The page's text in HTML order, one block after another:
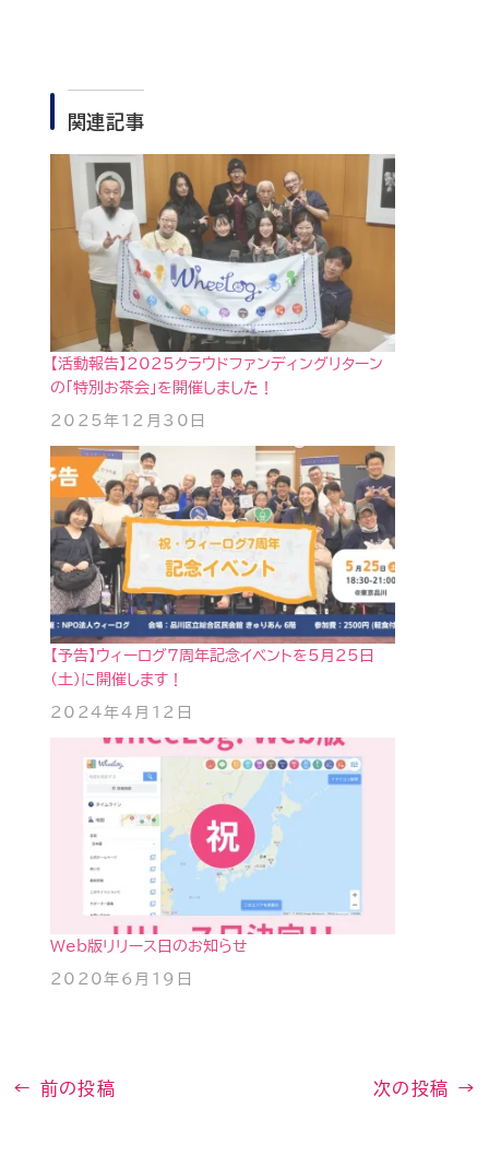
関連記事
【活動報告】2025クラウドファンディングリターン
の「特別お茶会」を開催しました！
2025年12月30日
【予告】ウィーログ7周年記念イベントを5月25日
(土)に開催します！
2024年4月12日
Web版リリース日のお知らせ
2020年6月19日
← 前の投稿 次の投稿 →